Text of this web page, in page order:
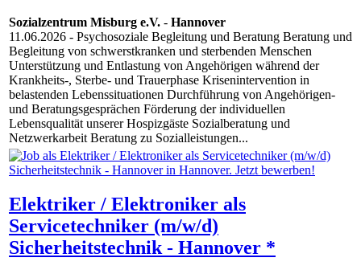
Sozialzentrum Misburg e.V. - Hannover
11.06.2026 - Psychosoziale Begleitung und Beratung Beratung und
Begleitung von schwerstkranken und sterbenden Menschen
Unterstützung und Entlastung von Angehörigen während der
Krankheits-, Sterbe- und Trauerphase Krisenintervention in
belastenden Lebenssituationen Durchführung von Angehörigen-
und Beratungsgesprächen Förderung der individuellen
Lebensqualität unserer Hospizgäste Sozialberatung und
Netzwerkarbeit Beratung zu Sozialleistungen...
Elektriker / Elektroniker als
Servicetechniker (m/w/d)
Sicherheitstechnik - Hannover *